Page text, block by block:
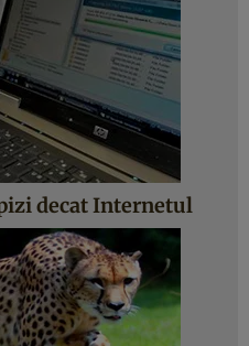
decat Internetul